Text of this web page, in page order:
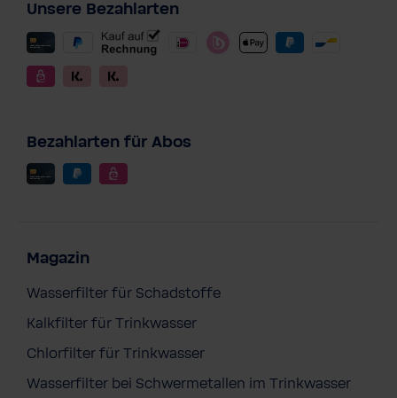
Unsere Bezahlarten
Bezahlarten für Abos
Magazin
Wasserfilter für Schadstoffe
Kalkfilter für Trinkwasser
Chlorfilter für Trinkwasser
Wasserfilter bei Schwermetallen im Trinkwasser